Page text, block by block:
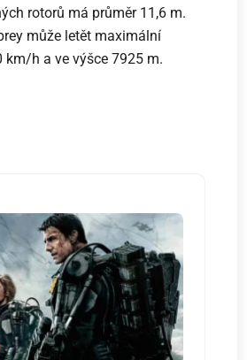
rotorů má průměr 11,6 m.
může letět maximální
km/h a ve výšce 7925 m.